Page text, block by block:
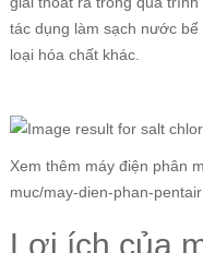
tác dụng làm sạch nước
loại hóa chất khác.
Xem thêm máy điện phân
muc/may-dien-phan-pentair
Lợi ích của